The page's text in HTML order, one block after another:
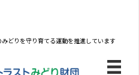
どりを守り育てる運動を推進しています